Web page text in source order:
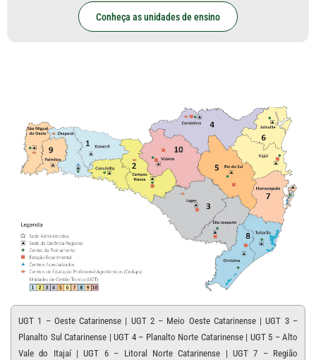
Conheça as unidades de ensino
UGT 1 – Oeste Catarinense | UGT 2 – Meio Oeste Catarinense | UGT 3 –
Planalto Sul Catarinense | UGT 4 – Planalto Norte Catarinense | UGT 5 – Alto
Vale do Itajaí | UGT 6 – Litoral Norte Catarinense | UGT 7 – Região